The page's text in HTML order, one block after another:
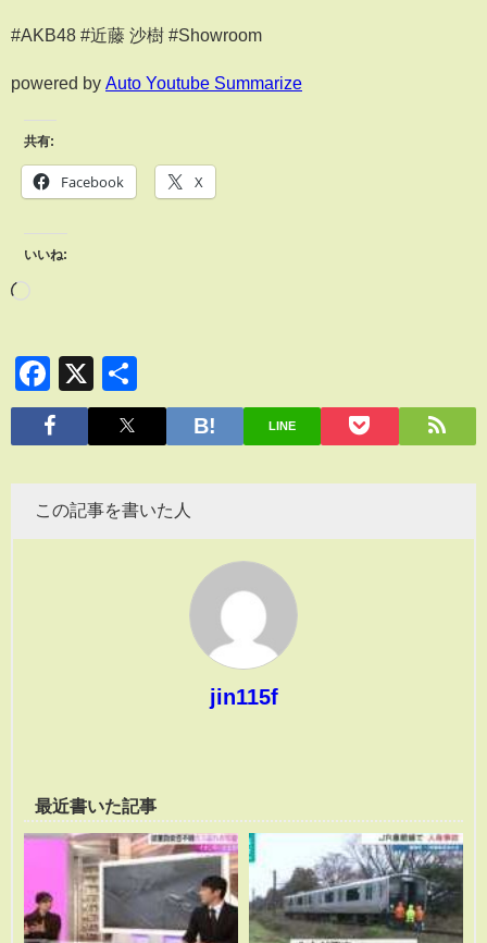
#AKB48 #近藤 沙樹 #Showroom
powered by Auto Youtube Summarize
共有:
Facebook X
いいね:
Facebook
X
有
LINE
この記事を書いた人
jin115f
最近書いた記事